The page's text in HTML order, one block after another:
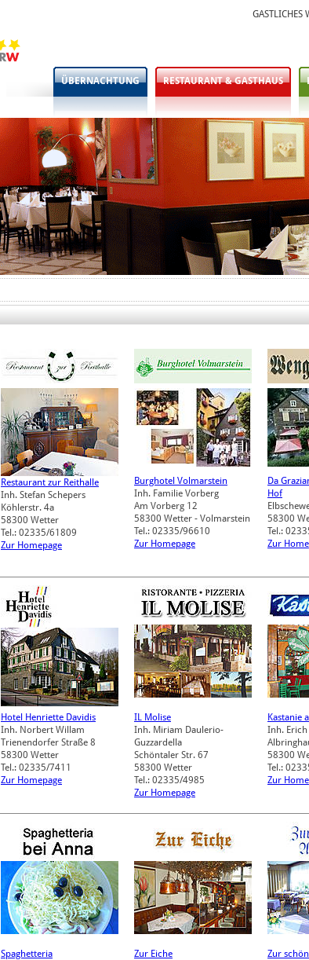
GASTLICHES
ÜBERNACHTUNG RESTAURANT & GASTHAUS
Restaurant zur Reithalle
Inh. Stefan Schepers
Köhlerstr. 4a
58300 Wetter
Tel.: 02335/61809
Zur Homepage
Burghotel Volmarstein
Inh. Familie Vorberg
Am Vorberg 12
58300 Wetter - Volmarstein
Tel.: 02335/96610
Zur Homepage
Da
Hof
58300
Tel.:
Zur
Hotel Henriette Davidis
Inh. Norbert Willam
Trienendorfer Straße 8
58300 Wetter
Tel.: 02335/7411
Zur Homepage
IL Molise
Inh. Miriam Daulerio-
Guzzardella
Schöntaler Str. 67
58300 Wetter
Tel.: 02335/4985
Zur Homepage
Kastanie
Inh.
58300
Tel.:
Zur
Spaghetteria
Zur Eiche
Zur